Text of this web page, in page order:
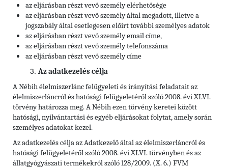
az eljárásban részt vevő személy elérhetősége
az eljárásban részt vevő személy által megadott, illetve a
jogszabály által esetlegesen előírt további személyes adatok
az eljárásban részt vevő személyemail címe,
az eljárásban részt vevő személytelefonszáma
az eljárásban részt vevő személycíme
Az adatkezelés célja
A Nébih élelmiszerlánc felügyeleti és irányítási feladatait az
élelmiszerláncról és hatósági felügyeletéről szóló 2008. évi XLVI.
törvény határozza meg. A Nébih ezen törvény keretei között
hatósági, nyilvántartási és egyéb eljárásokat folytat, amely során
személyes adatokat kezel.
Az adatkezelés célja az Adatkezelő által az élelmiszerláncról és
hatósági felügyeletéről szóló 2008. évi XLVI. törvényben és az
állatgyógyászati termékekről szóló 128/2009. (X. 6.) FVM